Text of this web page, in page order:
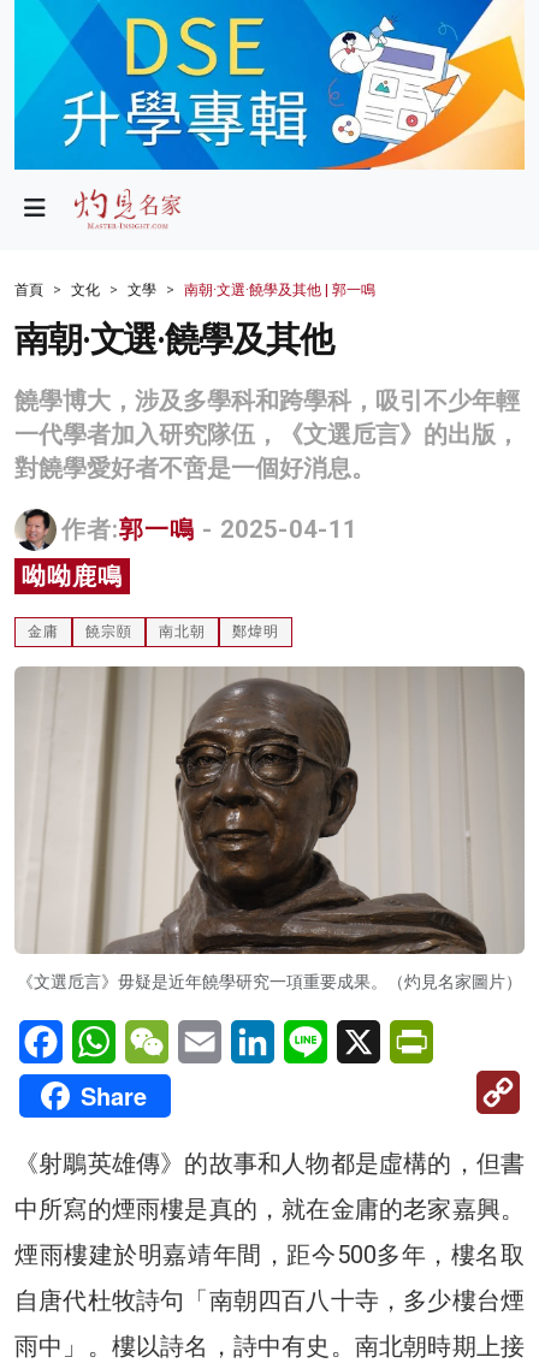
政局
財經
生活
商業
科技
影片
名家榜
灼見活動
關於我們
首頁 文化 文學 南朝·文選·饒學及其他 | 郭一鳴
南朝·文選·饒學及其他
饒學博大，涉及多學科和跨學科，吸引不少年輕
一代學者加入研究隊伍，《文選卮言》的出版，
對饒學愛好者不啻是一個好消息。
作者:郭一鳴 - 2025-04-11
呦呦鹿鳴
金庸 饒宗頤 南北朝 鄭煒明
《文選卮言》毋疑是近年饒學研究一項重要成果。（灼見名家圖片）
FacebookWhatsAppWeChatEmail LinkedInLine X
Share
《射鵰英雄傳》的故事和人物都是虛構的，但書
中所寫的煙雨樓是真的，就在金庸的老家嘉興。
煙雨樓建於明嘉靖年間，距今500多年，樓名取
自唐代杜牧詩句「南朝四百八十寺，多少樓台煙
雨中」。樓以詩名，詩中有史。南北朝時期上接